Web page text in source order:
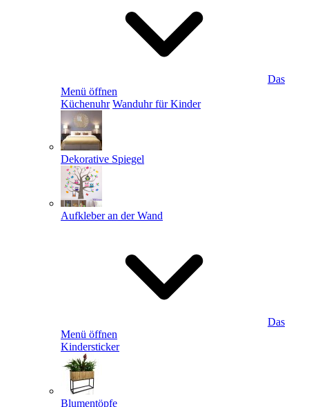
Das
Menü öffnen
Küchenuhr Wanduhr für Kinder
Dekorative Spiegel
Aufkleber an der Wand
Das
Menü öffnen
Kindersticker
Blumentöpfe